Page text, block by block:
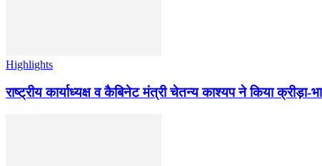
Highlights
राष्ट्रीय कार्याध्यक्ष व कैबिनेट मंत्री चेतन्य काश्यप ने किया